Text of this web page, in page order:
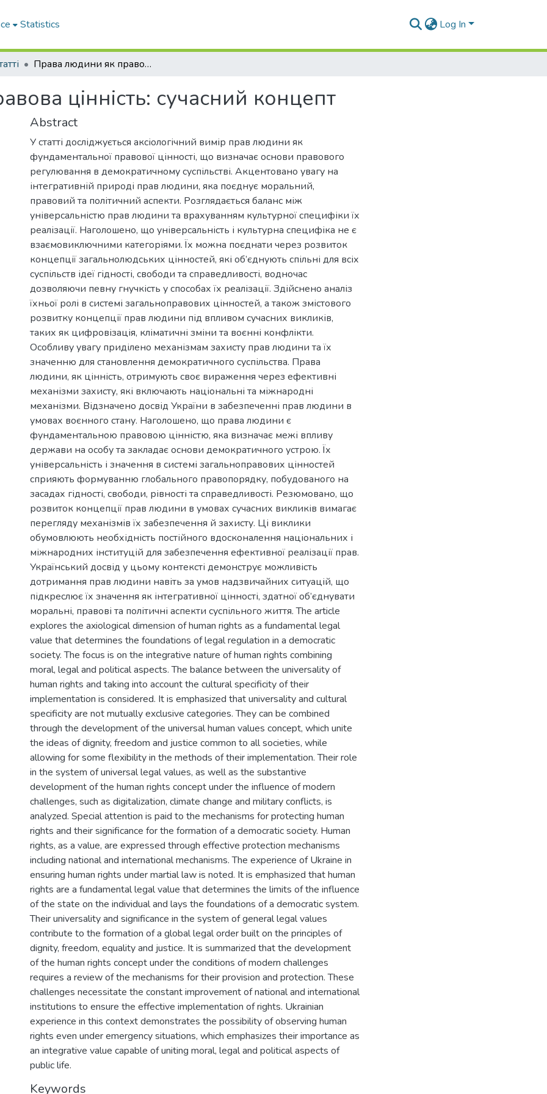
Statistics Log In
Права людини як правова цінність: сучасний концепт
цінність: сучасний концепт
Abstract
У статті досліджується аксіологічний вимір прав людини як
фундаментальної правової цінності, що визначає основи правового
регулювання в демократичному суспільстві. Акцентовано увагу на
інтегративній природі прав людини, яка поєднує моральний,
правовий та політичний аспекти. Розглядається баланс між
універсальністю прав людини та врахуванням культурної специфіки їх
реалізації. Наголошено, що універсальність і культурна специфіка не є
взаємовиключними категоріями. Їх можна поєднати через розвиток
концепції загальнолюдських цінностей, які об’єднують спільні для всіх
суспільств ідеї гідності, свободи та справедливості, водночас
дозволяючи певну гнучкість у способах їх реалізації. Здійснено аналіз
їхньої ролі в системі загальноправових цінностей, а також змістового
розвитку концепції прав людини під впливом сучасних викликів,
таких як цифровізація, кліматичні зміни та воєнні конфлікти.
Особливу увагу приділено механізмам захисту прав людини та їх
значенню для становлення демократичного суспільства. Права
людини, як цінність, отримують своє вираження через ефективні
механізми захисту, які включають національні та міжнародні
механізми. Відзначено досвід України в забезпеченні прав людини в
умовах воєнного стану. Наголошено, що права людини є
фундаментальною правовою цінністю, яка визначає межі впливу
держави на особу та закладає основи демократичного устрою. Їх
універсальність і значення в системі загальноправових цінностей
сприяють формуванню глобального правопорядку, побудованого на
засадах гідності, свободи, рівності та справедливості. Резюмовано, що
розвиток концепції прав людини в умовах сучасних викликів вимагає
перегляду механізмів їх забезпечення й захисту. Ці виклики
обумовлюють необхідність постійного вдосконалення національних і
міжнародних інституцій для забезпечення ефективної реалізації прав.
Український досвід у цьому контексті демонструє можливість
дотримання прав людини навіть за умов надзвичайних ситуацій, що
підкреслює їх значення як інтегративної цінності, здатної об’єднувати
моральні, правові та політичні аспекти суспільного життя. The article
explores the axiological dimension of human rights as a fundamental legal
value that determines the foundations of legal regulation in a democratic
society. The focus is on the integrative nature of human rights combining
moral, legal and political aspects. The balance between the universality of
human rights and taking into account the cultural specificity of their
implementation is considered. It is emphasized that universality and cultural
specificity are not mutually exclusive categories. They can be combined
through the development of the universal human values concept, which unite
the ideas of dignity, freedom and justice common to all societies, while
allowing for some flexibility in the methods of their implementation. Their role
in the system of universal legal values, as well as the substantive
development of the human rights concept under the influence of modern
challenges, such as digitalization, climate change and military conflicts, is
analyzed. Special attention is paid to the mechanisms for protecting human
rights and their significance for the formation of a democratic society. Human
rights, as a value, are expressed through effective protection mechanisms
including national and international mechanisms. The experience of Ukraine in
ensuring human rights under martial law is noted. It is emphasized that human
rights are a fundamental legal value that determines the limits of the influence
of the state on the individual and lays the foundations of a democratic system.
Their universality and significance in the system of general legal values
contribute to the formation of a global legal order built on the principles of
dignity, freedom, equality and justice. It is summarized that the development
of the human rights concept under the conditions of modern challenges
requires a review of the mechanisms for their provision and protection. These
challenges necessitate the constant improvement of national and international
institutions to ensure the effective implementation of rights. Ukrainian
experience in this context demonstrates the possibility of observing human
rights even under emergency situations, which emphasizes their importance as
an integrative value capable of uniting moral, legal and political aspects of
public life.
Keywords